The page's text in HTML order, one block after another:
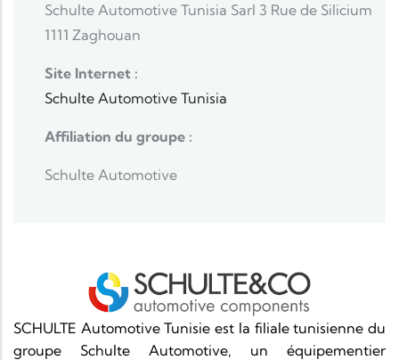
Schulte Automotive Tunisia Sarl 3 Rue de Silicium
1111 Zaghouan
Site Internet :
Schulte Automotive Tunisia
Affiliation du groupe :
Schulte Automotive
SCHULTE Automotive Tunisie est la filiale tunisienne du
groupe Schulte Automotive, un équipementier